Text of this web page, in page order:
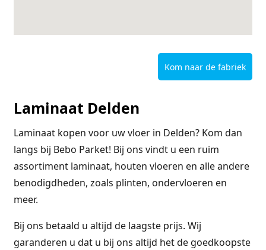
Kom naar de fabriek
Laminaat Delden
Laminaat kopen voor uw vloer in Delden? Kom dan
langs bij Bebo Parket! Bij ons vindt u een ruim
assortiment laminaat, houten vloeren en alle andere
benodigdheden, zoals plinten, ondervloeren en
meer.
Bij ons betaald u altijd de laagste prijs. Wij
garanderen u dat u bij ons altijd het de goedkoopste